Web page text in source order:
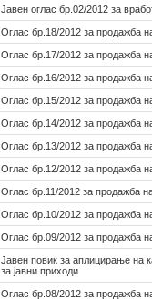
Јавен оглас бр.02/2012 за
Оглас бр.18/2012 за продажба
Оглас бр.17/2012 за продажба
Оглас бр.16/2012 за продажба
Оглас бр.15/2012 за продажба
Оглас бр.14/2012 за продажба
Оглас бр.13/2012 за продажба
Оглас бр.12/2012 за продажба
Оглас бр.11/2012 за продажба
Оглас бр.10/2012 за продажба
Оглас бр.09/2012 за продажба
Јавен повик за аплицирање на
за јавни приходи
Оглас бр.08/2012 за продажба